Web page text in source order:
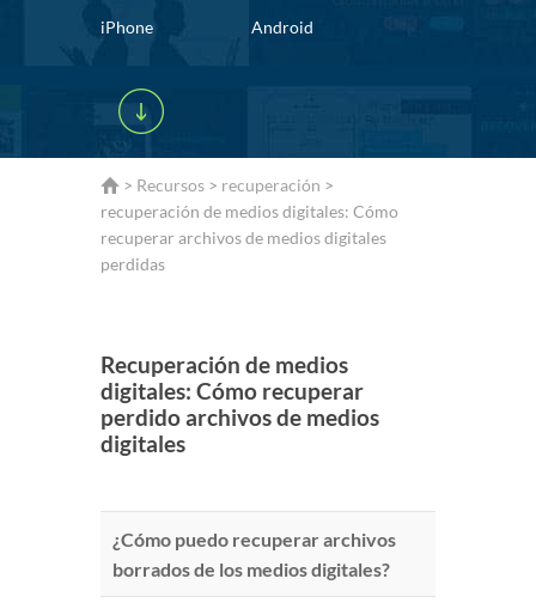
iPhone
Android
> Recursos > recuperación >
recuperación de medios digitales: Cómo
recuperar archivos de medios digitales
perdidas
Recuperación de medios
digitales: Cómo recuperar
perdido archivos de medios
digitales
¿Cómo puedo recuperar archivos
borrados de los medios digitales?